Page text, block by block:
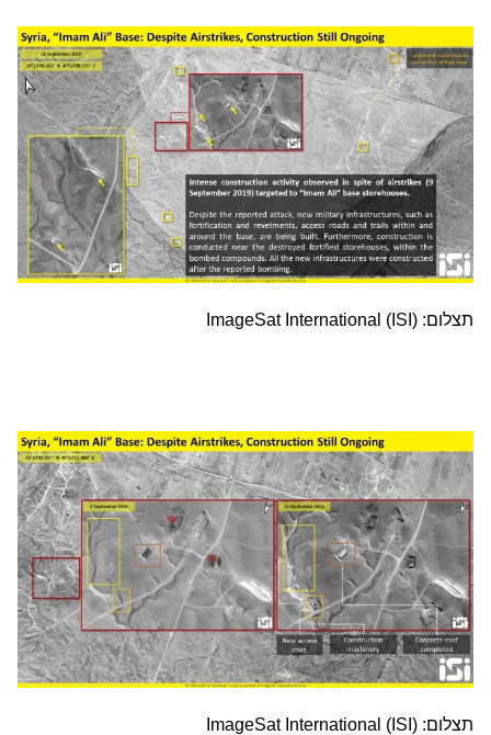
תצלום: ImageSat International (ISI)
תצלום: ImageSat International (ISI)